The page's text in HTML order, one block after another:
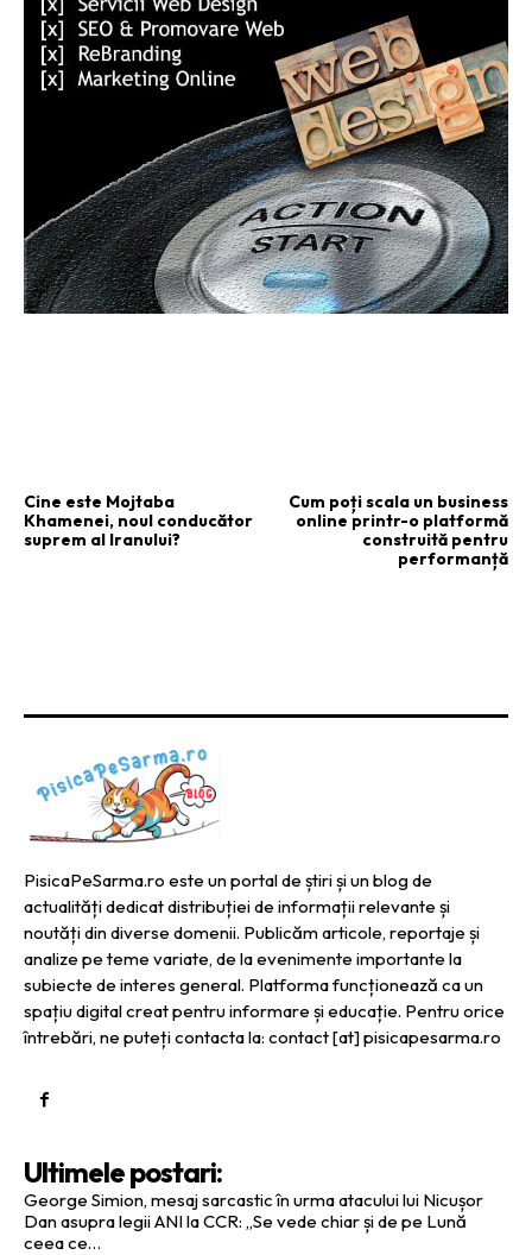
Cine este Mojtaba
Khamenei, noul conducător
suprem al Iranului?
Cum poți scala un business
online printr-o platformă
construită pentru
performanță
PisicaPeSarma.ro este un portal de știri și un blog de
actualități dedicat distribuției de informații relevante și
noutăți din diverse domenii. Publicăm articole, reportaje și
analize pe teme variate, de la evenimente importante la
subiecte de interes general. Platforma funcționează ca un
spațiu digital creat pentru informare și educație. Pentru orice
întrebări, ne puteți contacta la: contact [at] pisicapesarma.ro
Ultimele postari:
George Simion, mesaj sarcastic în urma atacului lui Nicușor
Dan asupra legii ANI la CCR: „Se vede chiar și de pe Lună
ceea ce…